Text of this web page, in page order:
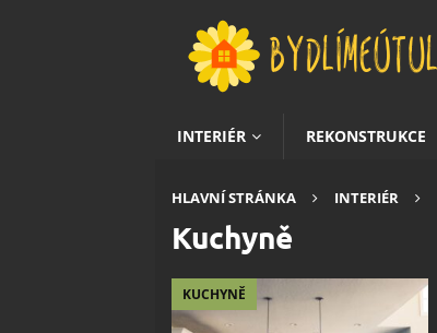
INTERIÉR REKONSTRUKCE
HLAVNÍ STRÁNKA INTERIÉR
Kuchyně
KUCHYNĚ